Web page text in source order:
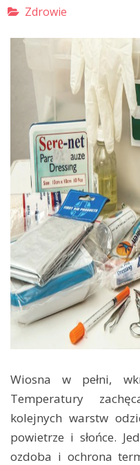
Zdrowie
Wiosna w pełni,
Temperatury
kolejnych warstw
powietrze i słońce.
ozdoba i ochrona